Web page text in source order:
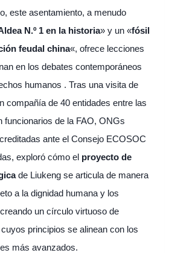
este asentamiento, a menudo
N.º 1 en la historia» y un «fósil
feudal china«, ofrece lecciones
en los debates contemporáneos
humanos . Tras una visita de
compañía de 40 entidades entre las
funcionarios de la FAO, ONGs
ante el Consejo ECOSOC
exploró cómo el proyecto de
de Liukeng se articula de manera
a la dignidad humana y los
un círculo virtuoso de
principios se alinean con los
más avanzados.